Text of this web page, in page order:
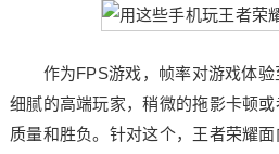
作为FPS游戏，帧率对游戏体验
细腻的高端玩家，稍微的拖影卡顿
质量和胜负。针对这个，王者荣耀